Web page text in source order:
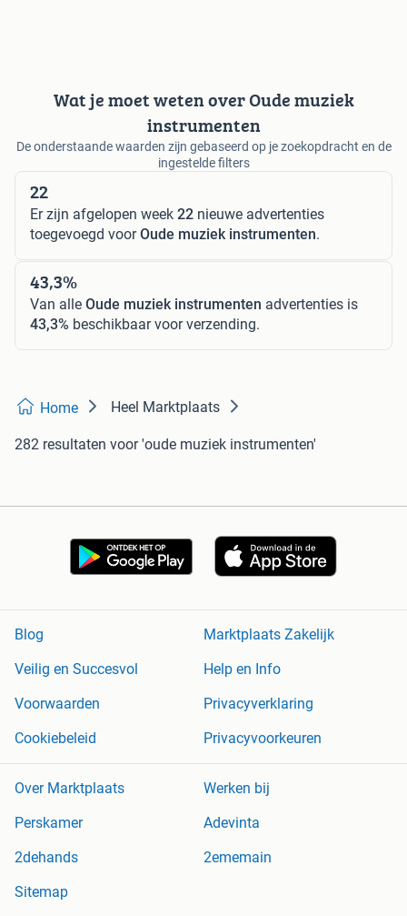
Wat je moet weten over Oude muziek
instrumenten
De onderstaande waarden zijn gebaseerd op je zoekopdracht en de
ingestelde filters
22
Er zijn afgelopen week 22 nieuwe advertenties
toegevoegd voorOude muziek instrumenten.
43,3%
Van alle Oude muziek instrumenten advertenties is
43,3% beschikbaar voor verzending.
Home Heel Marktplaats
282 resultaten voor 'oude muziek instrumenten'
Blog
Marktplaats Zakelijk
Veilig en Succesvol
Help en Info
Voorwaarden
Privacyverklaring
Cookiebeleid
Privacyvoorkeuren
Over Marktplaats
Werken bij
Perskamer
Adevinta
2dehands
2ememain
Sitemap